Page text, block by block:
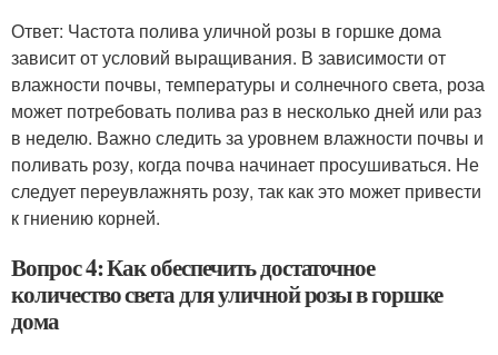
Ответ: Частота полива уличной розы в горшке дома
зависит от условий выращивания. В зависимости от
влажности почвы, температуры и солнечного света, роза
может потребовать полива раз в несколько дней или раз
в неделю. Важно следить за уровнем влажности почвы и
поливать розу, когда почва начинает просушиваться. Не
следует переувлажнять розу, так как это может привести
к гниению корней.
Вопрос 4: Как обеспечить достаточное
количество света для уличной розы в горшке
дома